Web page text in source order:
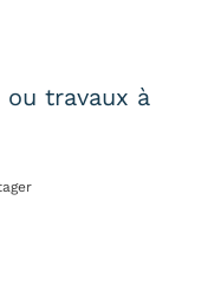
travaux à